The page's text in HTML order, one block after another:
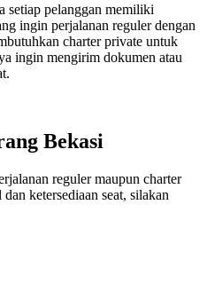
setiap pelanggan memiliki
ingin perjalanan reguler dengan
charter private untuk
ingin mengirim dokumen atau
Bekasi
reguler maupun charter
ketersediaan seat, silakan